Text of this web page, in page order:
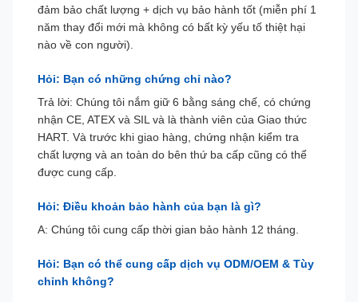
đảm bảo chất lượng + dịch vụ bảo hành tốt (miễn phí 1
năm thay đổi mới mà không có bất kỳ yếu tố thiệt hại
nào về con người).
Hỏi: Bạn có những chứng chỉ nào?
Trả lời: Chúng tôi nắm giữ 6 bằng sáng chế, có chứng
nhận CE, ATEX và SIL và là thành viên của Giao thức
HART. Và trước khi giao hàng, chứng nhận kiểm tra
chất lượng và an toàn do bên thứ ba cấp cũng có thể
được cung cấp.
Hỏi: Điều khoản bảo hành của bạn là gì?
A: Chúng tôi cung cấp thời gian bảo hành 12 tháng.
Hỏi: Bạn có thể cung cấp dịch vụ ODM/OEM & Tùy
chỉnh không?